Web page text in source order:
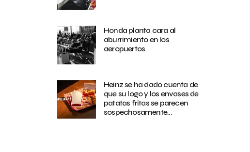
Honda planta cara al
aburrimiento en los
aeropuertos
Heinz se ha dado cuenta de
que su logo y los envases de
patatas fritas se parecen
sospechosamente…